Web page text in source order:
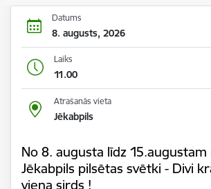
Datums
8. augusts, 2026
Laiks
11.00
Atrašanās vieta
Jēkabpils
No 8. augusta līdz
Jēkabpils pilsētas svētki - Divi
viena sirds !